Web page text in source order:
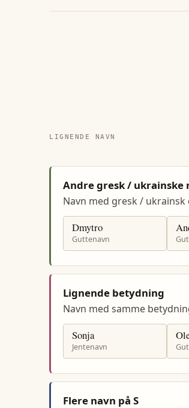
LIGNENDE NAVN
Andre gresk / ukrainske
Navn med gresk /
Dmytro
Guttenavn
Lignende betydning
Navn med samme
Sonja
Jentenavn
Flere navn på S